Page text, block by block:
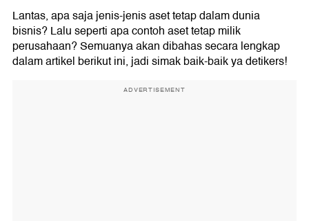
Lantas, apa saja jenis-jenis aset tetap dalam dunia
bisnis? Lalu seperti apa contoh aset tetap milik
perusahaan? Semuanya akan dibahas secara lengkap
dalam artikel berikut ini, jadi simak baik-baik ya detikers!
ADVERTISEMENT